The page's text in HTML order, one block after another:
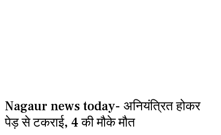
Nagaur news today- अनियंत्रित होकर
पेड़ से टकराई, 4 की मौके मौत